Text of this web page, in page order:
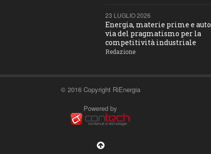
23 LUGLIO 2026
Energia, materie prime e
via del pragmatismo per la
competitività industriale
Redazione
© 2016 Copyright RiEnergia
Powered by